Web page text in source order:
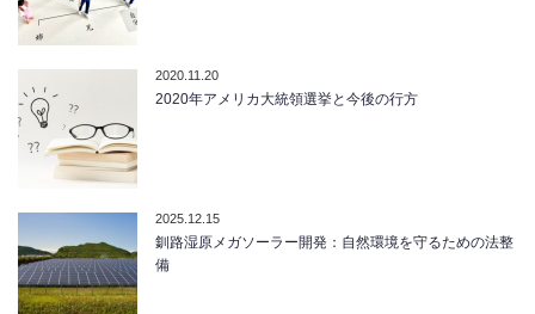
2020.11.20
2020年アメリカ大統領選挙と今後の行方
2025.12.15
釧路湿原メガソーラー開発：自然環境を守るための法整
備